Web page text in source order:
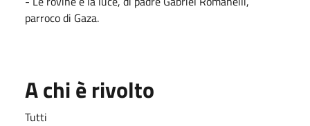
parroco di Gaza.
A chi è rivolto
Tutti